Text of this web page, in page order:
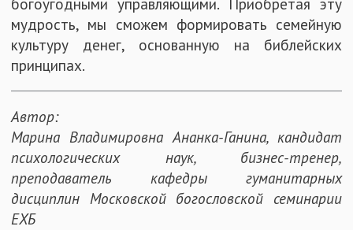
мудрость, мы сможем формировать семейную
культуру денег, основанную на библейских
принципах.
Автор:
Марина Владимировна Ананка-Ганина, кандидат
психологических наук, бизнес-тренер,
преподаватель кафедры гуманитарных
дисциплин Московской богословской семинарии
ЕХБ